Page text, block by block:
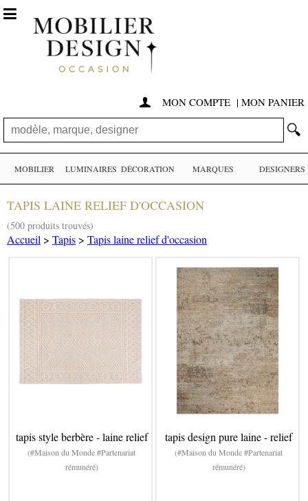
 MON COMPTE | MON PANIER
🔍

MOBILIER LUMINAIRES DÉCORATION MARQUES DESIGNERS
TAPIS LAINE RELIEF D'OCCASION
(500 produits trouvés)
Accueil > Tapis > Tapis laine relief d'occasion
tapis style berbère - laine relief
(#Maison du Monde #Partenariat
rémunéré)
tapis design pure laine - relief
(#Maison du Monde #Partenariat
rémunéré)